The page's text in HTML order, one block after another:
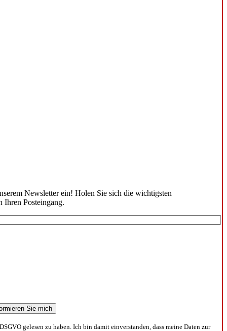
Newsletter ein! Holen Sie sich die wichtigsten
Ihren Posteingang.
gelesen zu haben. Ich bin damit einverstanden, dass meine Daten zur